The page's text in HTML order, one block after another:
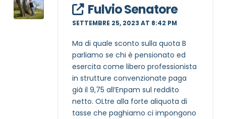
Fulvio Senatore
SETTEMBRE 25, 2023 AT 8:42 PM
Ma di quale sconto sulla quota B
parliamo se chi è pensionato ed
esercita come libero professionista
in strutture convenzionate paga
già il 9,75 all’Enpam sul reddito
netto. OLtre alla forte aliquota di
tasse che paghiamo ci impongono